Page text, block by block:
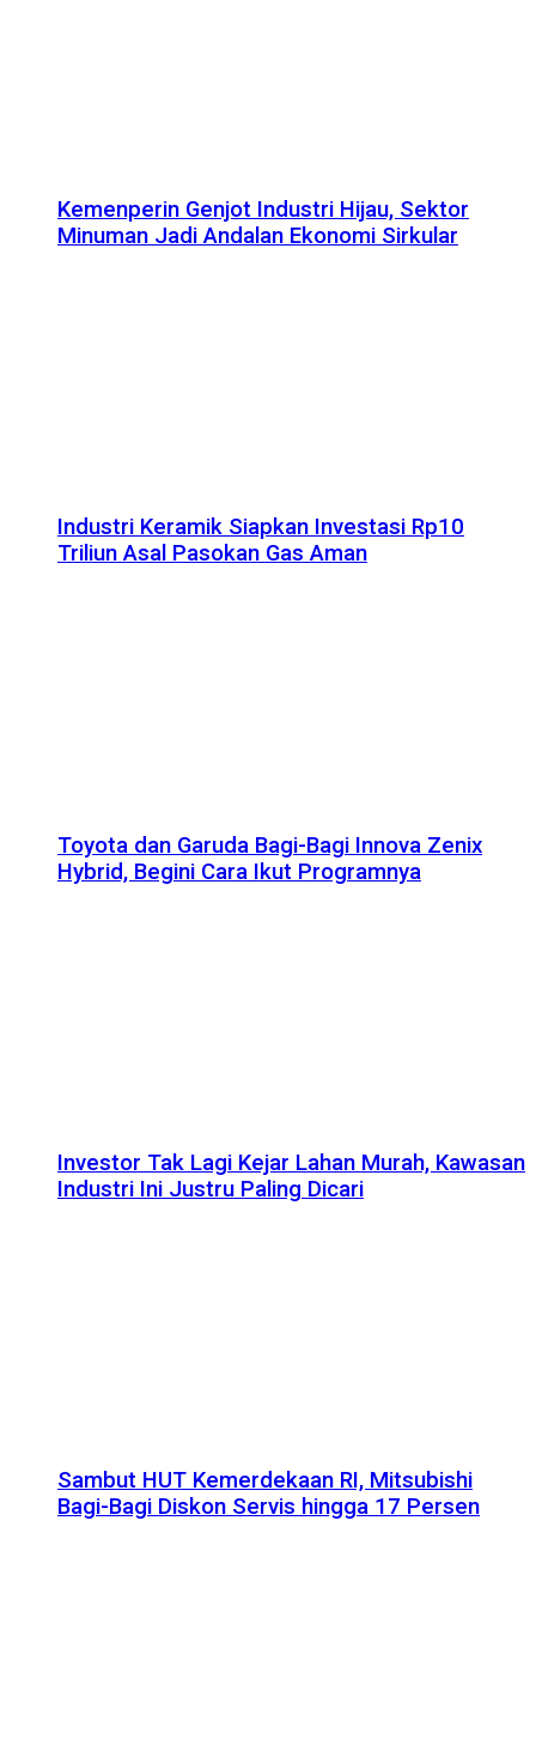
Kemenperin Genjot Industri Hijau, Sektor
Minuman Jadi Andalan Ekonomi Sirkular
Industri Keramik Siapkan Investasi Rp10
Triliun Asal Pasokan Gas Aman
Toyota dan Garuda Bagi-Bagi Innova Zenix
Hybrid, Begini Cara Ikut Programnya
Investor Tak Lagi Kejar Lahan Murah, Kawasan
Industri Ini Justru Paling Dicari
Sambut HUT Kemerdekaan RI, Mitsubishi
Bagi-Bagi Diskon Servis hingga 17 Persen